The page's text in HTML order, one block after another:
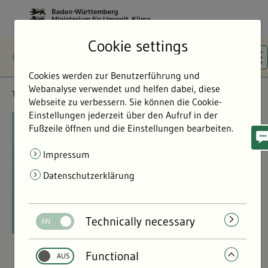
Themen Wasser & Gewässer
©
Wasser & Gewässer
Cookie settings
Cookies werden zur Benutzerführung und
Webanalyse verwendet und helfen dabei, diese
Webseite zu verbessern. Sie können die Cookie-
Einstellungen jederzeit über den Aufruf in der
Fußzeile öffnen und die Einstellungen bearbeiten.
Impressum
Datenschutzerklärung
Technically necessary
Functional